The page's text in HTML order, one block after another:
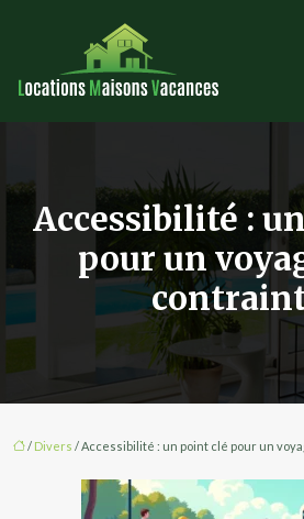
Accessibilité :
pour un
/ Divers / Accessibilité : un point clé pour un